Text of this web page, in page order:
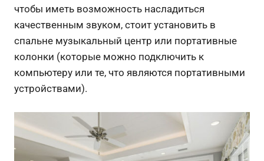
чтобы иметь возможность насладиться
качественным звуком, стоит установить в
спальне музыкальный центр или портативные
колонки (которые можно подключить к
компьютеру или те, что являются портативными
устройствами).